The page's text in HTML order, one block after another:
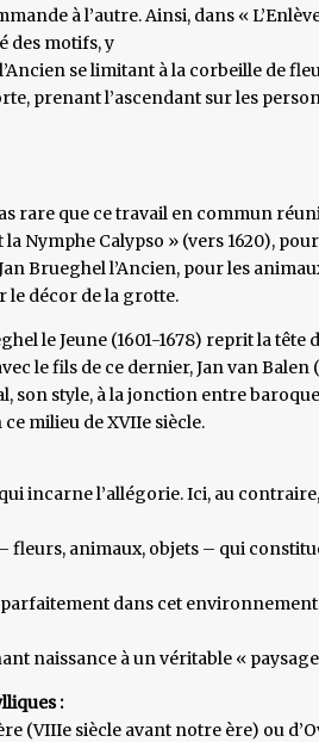
à l’autre. Ainsi, dans «
des motifs, y
se limitant à la corbeille de
prenant l’ascendant sur les
rare que ce travail en commun
Nymphe Calypso » (vers 1620),
Brueghel l’Ancien, pour les
le décor de la grotte.
le Jeune (1601-1678) reprit la tête
le fils de ce dernier, Jan van Balen
son style, à la jonction entre
milieu de XVIIe siècle.
incarne l’allégorie. Ici, au contraire,
fleurs, animaux, objets – qui
dans cet
naissance à un véritable «
:
(VIIIe siècle avant notre ère) ou